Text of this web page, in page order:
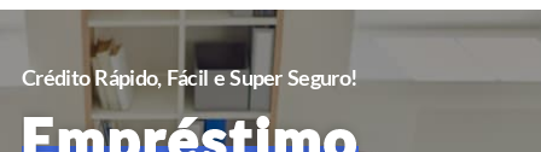
Crédito Rápido, Fácil e Super Seguro!